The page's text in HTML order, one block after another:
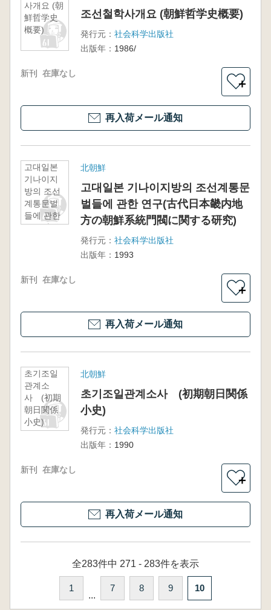
사개요 (朝
鮮哲学史
概要)
조선철학사개요 (朝鮮哲学史概要)
発行元： 社会科学出版社
出版年： 1986/
新刊 在庫なし
＋
再入荷メール通知
고대일본
기나이지
방의 조선
계통문벌
들에 관한
연구(古代
閥に関す
北朝鮮
고대일본 기나이지방의 조선계통문
벌들에 관한 연구(古代日本畿内地
方の朝鮮系統門閥に関する研究)
発行元： 社会科学出版社
出版年： 1993
新刊 在庫なし
＋
再入荷メール通知
초기조일
관계소
사 (初期
朝日関係
小史)
北朝鮮
초기조일관계소사 (初期朝日関係
小史)
発行元： 社会科学出版社
出版年： 1990
新刊 在庫なし
＋
再入荷メール通知
全283件中 271 - 283件を表示
1
...
7 8 9 10